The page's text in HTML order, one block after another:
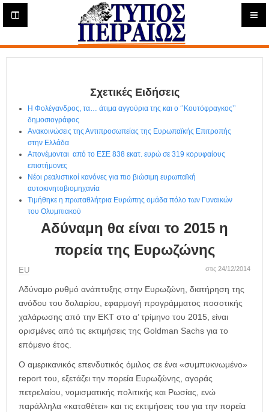
Η
ε
ρ
Σχετικές Ειδήσεις
Η Φολέγανδρος, τα… άτιμα αγγούρια της και ο ‘’Κουτόφραγκος’’
δημοσιογράφος
Ανακοινώσεις της Αντιπροσωπείας της Ευρωπαϊκής Επιτροπής
στην Ελλάδα
Απονέμονται από το ΕΣΕ 838 εκατ. ευρώ σε 319 κορυφαίους
επιστήμονες
Νέοι ρεαλιστικοί κανόνες για πιο βιώσιμη ευρωπαϊκή
αυτοκινητοβιομηχανία
Τιμήθηκε η πρωταθλήτρια Ευρώπης ομάδα πόλο των Γυναικών
του Ολυμπιακού
Αδύναμη θα είναι το 2015 η
πορεία της Ευρωζώνης
ΕU στις 24/12/2014
Αδύναμο ρυθμό ανάπτυξης στην Ευρωζώνη, διατήρηση της
ανόδου του δολαρίου, εφαρμογή προγράμματος ποσοτικής
χαλάρωσης από την ΕΚΤ στο α’ τρίμηνο του 2015, είναι
ορισμένες από τις εκτιμήσεις της Goldman Sachs για το
επόμενο έτος.
Ο αμερικανικός επενδυτικός όμιλος σε ένα «συμπυκνωμένο»
report του, εξετάζει την πορεία Ευρωζώνης, αγοράς
πετρελαίου, νομισματικής πολιτικής και Ρωσίας, ενώ
παράλληλα «καταθέτει» και τις εκτιμήσεις του για την πορεία